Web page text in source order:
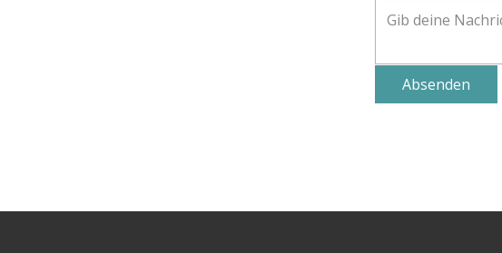
Absenden